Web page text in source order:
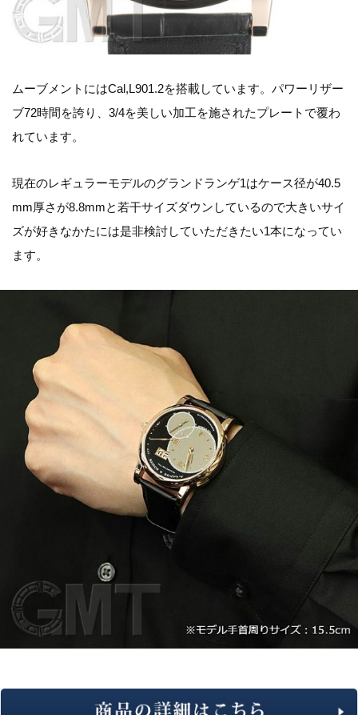
ムーブメントにはCal,L901.2を搭載しています。パワーリザー
ブ72時間を誇り、3/4を美しい加工を施されたプレートで覆わ
れています。
現在のレギュラーモデルのグランドランゲ1はケース径が40.5
mm厚さが8.8mmと若干サイズダウンしているので大きいサイ
ズが好きなかたには是非検討していただきたい1本になってい
ます。